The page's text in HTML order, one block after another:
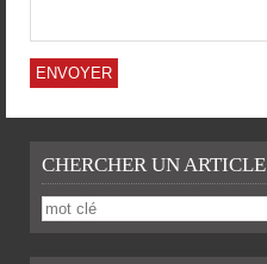
CHERCHER UN ARTICLE